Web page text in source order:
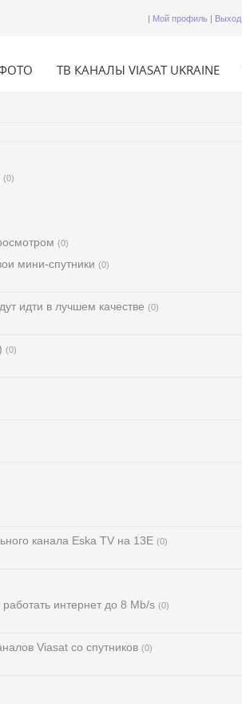
| Мой профиль | Выход
ТВ КАНАЛЫ VIASAT UKRAINE
(0)
(0)
мини-спутники (0)
идти в лучшем качестве (0)
(0)
канала Eska TV на 13Е (0)
интернет до 8 Мb/s (0)
Viasat со спутников (0)